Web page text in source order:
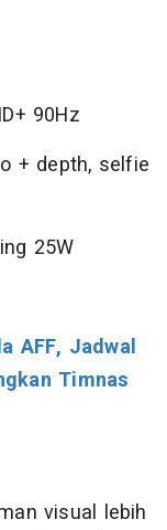
90Hz
+ depth, selfie
25W
AFF, Jadwal
Timnas
visual lebih